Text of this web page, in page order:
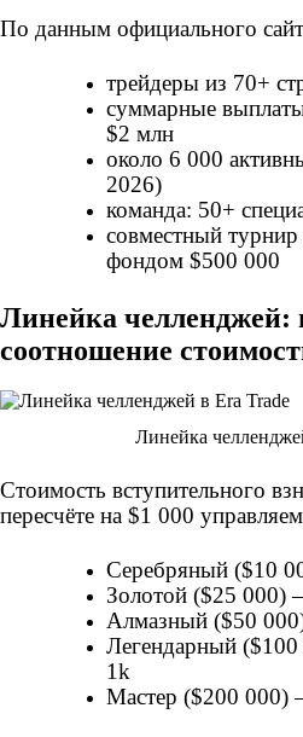
По данным официального
трейдеры из 70+
суммарные
$2 млн
около 6 000
2026)
команда: 50+
совместный
фондом $500 000
Линейка челленджей:
соотношение
Линейка
Стоимость вступительного
пересчёте на $1 000
Серебряный ($10
Золотой ($25 000)
Алмазный ($50
Легендарный
1k
Мастер ($200 000)